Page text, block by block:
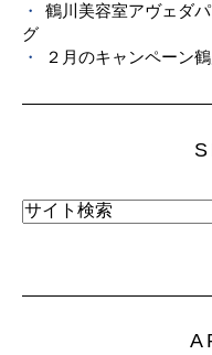
鶴川美容室アヴェダ
グ
２月のキャンペーン